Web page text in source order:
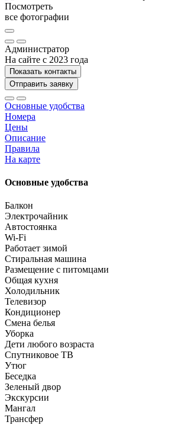
Посмотреть
все фотографии
Администратор
На сайте с 2023 года
Показать контакты
Отправить заявку
Основные удобства
Номера
Цены
Описание
Правила
На карте
Основные удобства
Балкон
Электрочайник
Автостоянка
Wi-Fi
Работает зимой
Стиральная машина
Размещение с питомцами
Общая кухня
Холодильник
Телевизор
Кондиционер
Смена белья
Уборка
Дети любого возраста
Спутниковое ТВ
Утюг
Беседка
Зеленый двор
Экскурсии
Мангал
Трансфер